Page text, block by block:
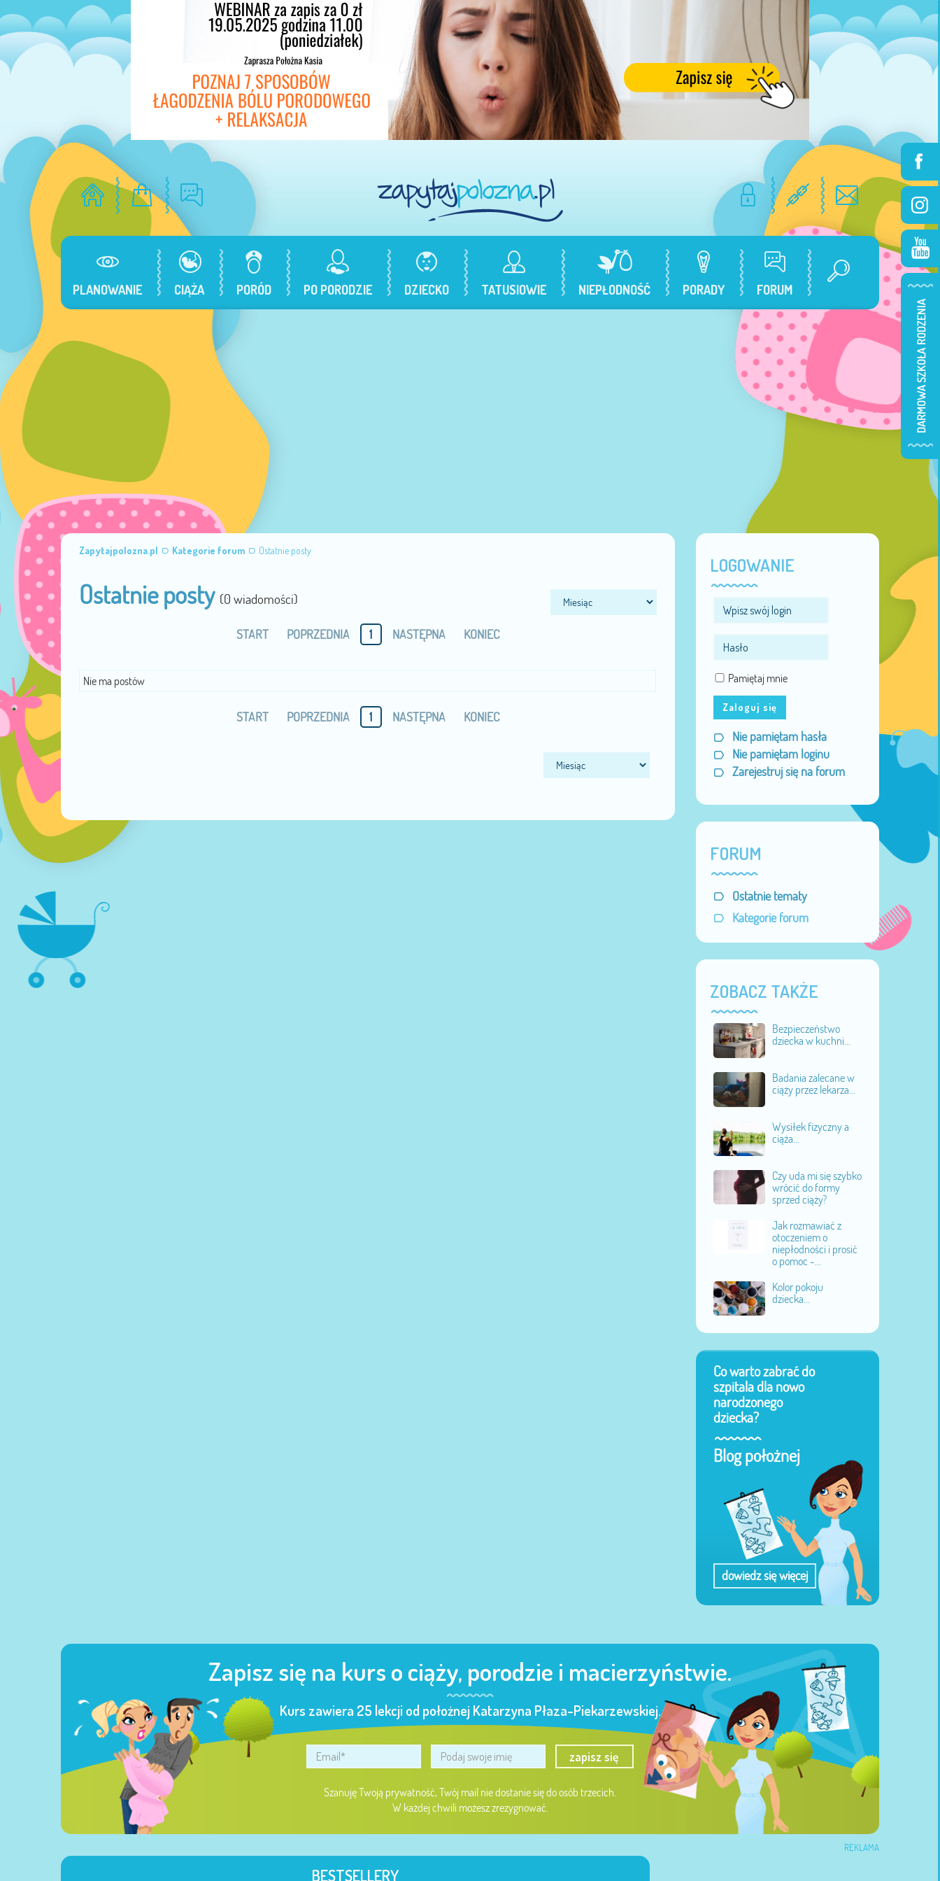
PLANOWANIE CIĄŻA PORÓD PO PORODZIE DZIECKO TATUSIOWIE NIEPŁODNOŚĆ PORADY FORUM
Zapytajpolozna.pl Kategorie forum Ostatnie posty
Ostatnie posty (0 wiadomości)
START POPRZEDNIA 1 NASTĘPNA KONIEC
Nie ma postów
START POPRZEDNIA 1 NASTĘPNA KONIEC
LOGOWANIE
Pamiętaj mnie
Zaloguj się
Nie pamiętam hasła
Nie pamiętam loginu
Zarejestruj się na forum
FORUM
Ostatnie tematy
Kategorie forum
ZOBACZ TAKŻE
Bezpieczeństwo
dziecka w kuchni...
Badania zalecane w
ciąży przez lekarza...
Wysiłek fizyczny a
ciąża...
Czy uda mi się szybko
wrócić do formy
sprzed ciąży?
Jak rozmawiać z
otoczeniem o
niepłodności i prosić
o pomoc -...
Kolor pokoju
dziecka...
Co warto zabrać do
szpitala dla nowo
narodzonego
dziecka?
Blog położnej
dowiedz się więcej
Zapisz się na kurs o ciąży, porodzie i macierzyństwie.
Kurs zawiera 25 lekcji od położnej Katarzyna Płaza-Piekarzewskiej.
zapisz się
Szanuję Twoją prywatność, Twój mail nie dostanie się do osób trzecich.
W każdej chwili możesz zrezygnować.
REKLAMA
BESTSELLERY